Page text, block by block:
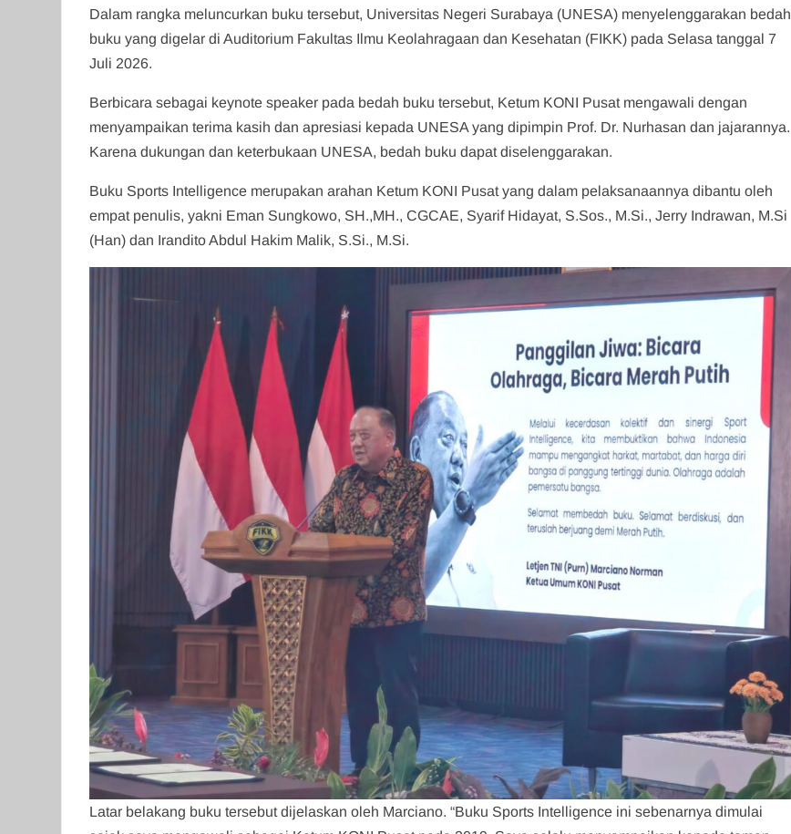
Dalam rangka meluncurkan buku tersebut, Universitas Negeri Surabaya (UNESA) menyelenggarakan bedah
buku yang digelar di Auditorium Fakultas Ilmu Keolahragaan dan Kesehatan (FIKK) pada Selasa tanggal 7
Juli 2026.
Berbicara sebagai keynote speaker pada bedah buku tersebut, Ketum KONI Pusat mengawali dengan
menyampaikan terima kasih dan apresiasi kepada UNESA yang dipimpin Prof. Dr. Nurhasan dan jajarannya.
Karena dukungan dan keterbukaan UNESA, bedah buku dapat diselenggarakan.
Buku Sports Intelligence merupakan arahan Ketum KONI Pusat yang dalam pelaksanaannya dibantu oleh
empat penulis, yakni Eman Sungkowo, SH.,MH., CGCAE, Syarif Hidayat, S.Sos., M.Si., Jerry Indrawan, M.Si
(Han) dan Irandito Abdul Hakim Malik, S.Si., M.Si.
Latar belakang buku tersebut dijelaskan oleh Marciano. “Buku Sports Intelligence ini sebenarnya dimulai